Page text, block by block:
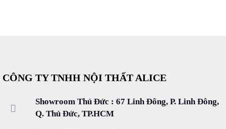
CÔNG TY TNHH NỘI THẤT ALICE
Showroom Thủ Đức : 67 Linh Đông, P. Linh Đông,
Q. Thủ Đức, TP.HCM